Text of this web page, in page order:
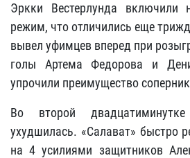
Эркки Вестерлунда включили
режим, что отличились еще
вывел уфимцев вперед при
голы Артема Федорова и
упрочили преимущество
Во второй
ухудшилась. «Салават» быстро
на 4 усилиями защитников